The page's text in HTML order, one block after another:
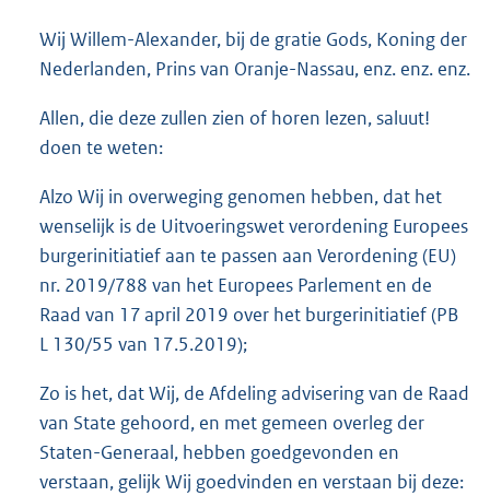
:
4
K
Wij Willem-Alexander, bij de gratie Gods, Koning der
Nederlanden, Prins van Oranje-Nassau, enz. enz. enz.
Allen, die deze zullen zien of horen lezen, saluut!
doen te weten:
Alzo Wij in overweging genomen hebben, dat het
wenselijk is de Uitvoeringswet verordening Europees
burgerinitiatief aan te passen aan Verordening (EU)
nr. 2019/788 van het Europees Parlement en de
Raad van 17 april 2019 over het burgerinitiatief (PB
L 130/55 van 17.5.2019);
Zo is het, dat Wij, de Afdeling advisering van de Raad
van State gehoord, en met gemeen overleg der
Staten-Generaal, hebben goedgevonden en
verstaan, gelijk Wij goedvinden en verstaan bij deze: